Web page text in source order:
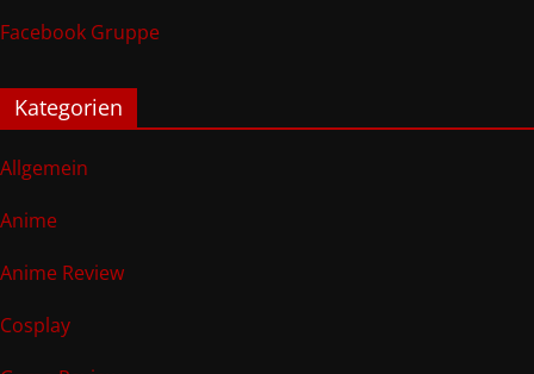
Facebook Gruppe
Kategorien
Allgemein
Anime
Anime Review
Cosplay